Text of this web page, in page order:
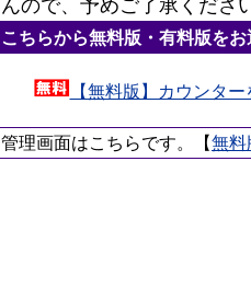
んので、予めご了承くださ
こちらから無料版・有料版を
【無料版】カウンタ
管理画面はこちらです。【無料